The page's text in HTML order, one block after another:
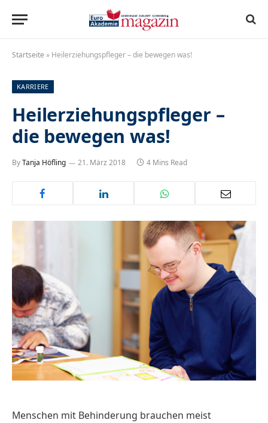
Startseite » Heilerziehungspfleger – die bewegen was!
KARRIERE
Heilerziehungspfleger –
die bewegen was!
ByTanja Höfling 21. März 2018 4 Mins Read
Menschen mit Behinderung brauchen meist